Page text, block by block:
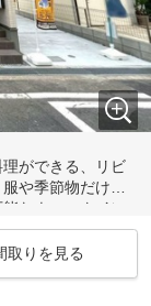
理ができる、リビ
や季節物だけで
なウォークイン
取りを見る